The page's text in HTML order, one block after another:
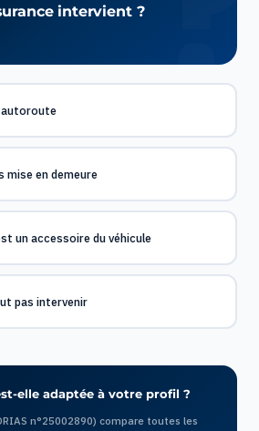
intervient ?
autoroute
mise en demeure
un accessoire du véhicule
pas intervenir
elle adaptée à votre profil ?
n°25002890) compare toutes les